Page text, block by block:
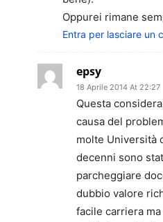
Oppurei rimane
Entra per lasciare un
epsy
18 Aprile 2014 At 22:27
Questa
causa del
molte Università
decenni sono
parcheggiare
dubbio valore
facile carriera